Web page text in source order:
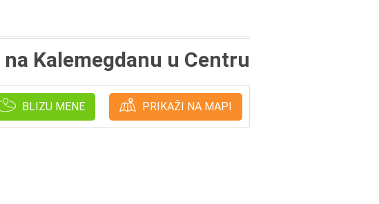
Kalemegdanu u Centru
BLIZU MENE PRIKAŽI NA MAPI